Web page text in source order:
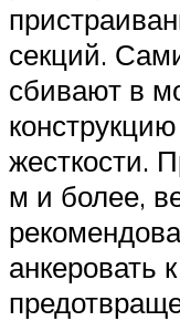
секций.
сбивают в
жесткости.
м и более,
анкеровать